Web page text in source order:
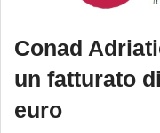
Conad
un fatturato
euro